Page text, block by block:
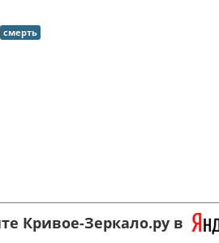
смерть
Кривое-Зеркало.ру в